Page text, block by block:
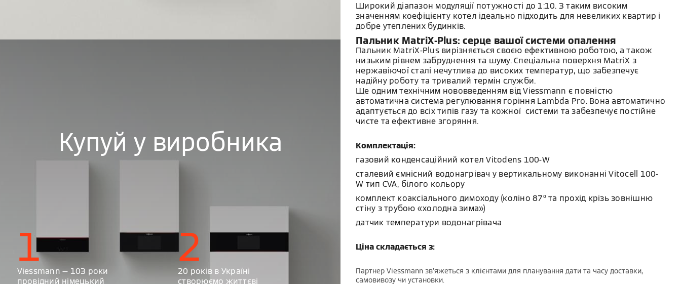
Купуй у виробника
1
Viessmann — 103 роки
провідний німецький
2
20 років в Україні
створюємо життєві
Широкий діапазон модуляції потужності до 1:10. 3 таким високим
значенням коефіцієнту котел ідеально підходить для невеликих квартир і
добре утеплених будинків.
Пальник MatriX-Plus: серце вашої системи опалення
Пальник MatriX-Plus вирізняється своєю ефективною роботою, а також
низьким рівнем забруднення та шуму. Спеціальна поверхня MatriX з
нержавіючої сталі нечутлива до високих температур, що забезпечує
надійну роботу та тривалий термін служби.
Ще одним технічним нововведенням від Viessmann є повністю
автоматична система регулювання горіння Lambda Pro. Вона автоматично
адаптується до всіх типів газу та кожної системи та забезпечує постійне
чисте та ефективне згоряння.
Комплектація:
газовий конденсаційний котел Vitodens 100-W
сталевий ємнісний водонагрівач у вертикальному виконанні Vitocell 100-
W тип CVA, білого кольору
комплект коаксіального димоходу (коліно 87º та прохід крізь зовнішню
стіну з трубою «холодна зима»)
датчик температури водонагрівача
Ціна складається з:
Партнер Viessmann зв’яжеться з клієнтами для планування дати та часу доставки,
самовивозу чи установки.